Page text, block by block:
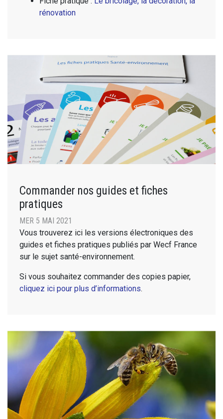
rénovation
Commander nos guides et fiches
pratiques
MER 5 MAI 2021
Vous trouverez ici les versions électroniques des
guides et fiches pratiques publiés par Wecf France
sur le sujet santé-environnement.
Si vous souhaitez commander des copies papier,
cliquez ici pour plus d’informations.